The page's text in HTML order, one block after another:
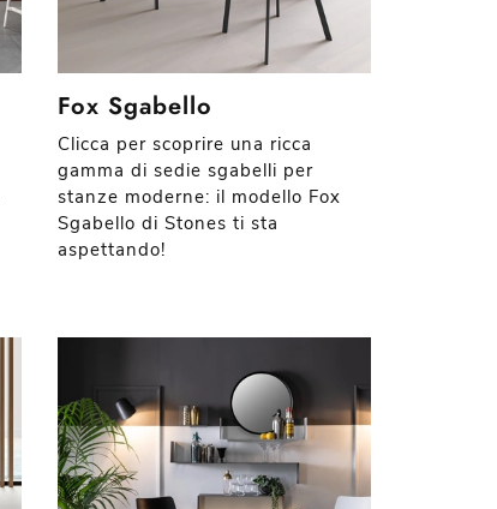
Fox Sgabello
Clicca per scoprire una ricca
gamma di sedie sgabelli per
stanze moderne: il modello Fox
Sgabello di Stones ti sta
aspettando!